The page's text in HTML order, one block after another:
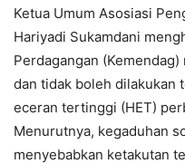
Ketua Umum Asosiasi
Hariyadi Sukamdani
Perdagangan
dan tidak boleh dilakukan
eceran tertinggi (HET)
Menurutnya, kegaduhan
menyebabkan ketakutan